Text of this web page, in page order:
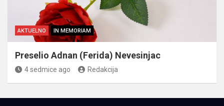
AKTUELNO IN MEMORIAM
Preselio Adnan (Ferida) Nevesinjac
4 sedmice ago Redakcija